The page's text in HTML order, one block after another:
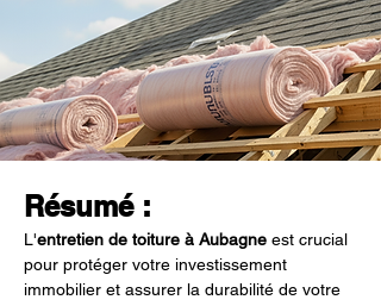
Résumé :
L'entretien de toiture à Aubagne est crucial
pour protéger votre investissement
immobilier et assurer la durabilité de votre